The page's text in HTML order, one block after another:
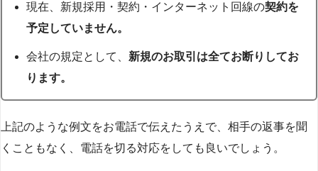
現在、新規採用・契約・インターネット回線の契約を
予定していません。
会社の規定として、 新規のお取引は全てお断りしてお
ります。
上記のような例文をお電話で伝えたうえで、相手の返事を聞
くこともなく、電話を切る対応をしても良いでしょう。